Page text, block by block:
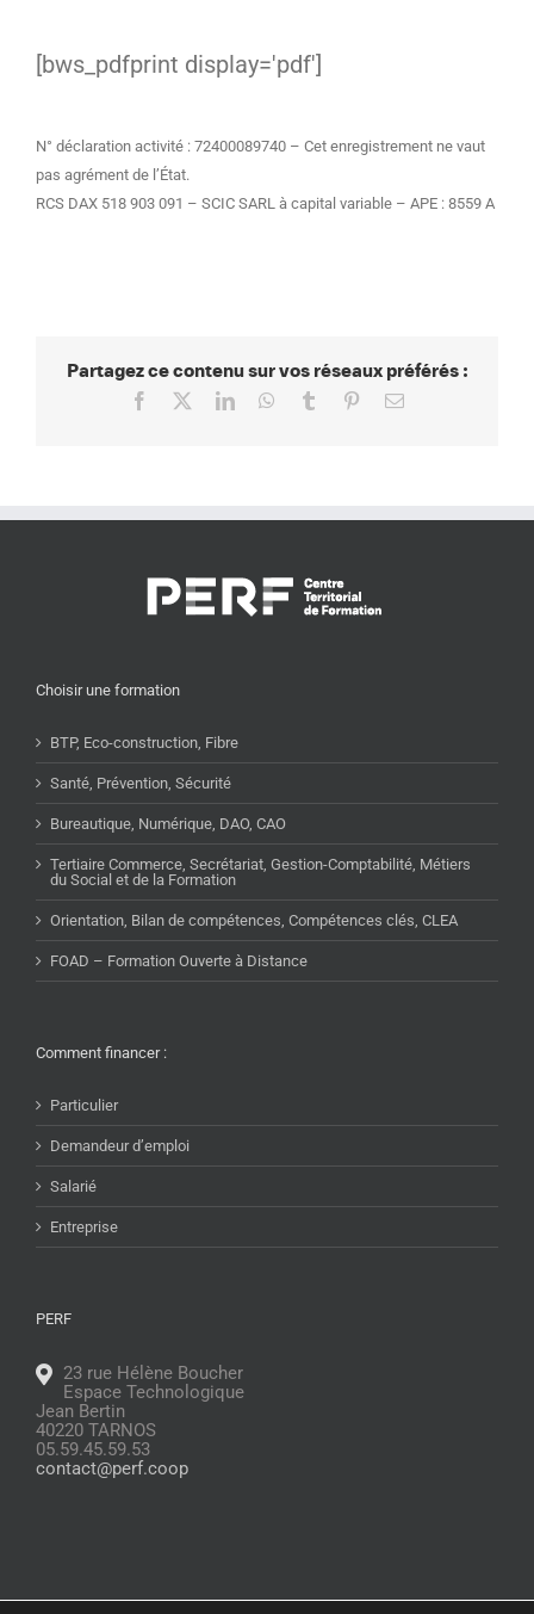
[bws_pdfprint display='pdf']
N° déclaration activité : 72400089740 – Cet enregistrement ne vaut
pas agrément de l’État.
RCS DAX 518 903 091 – SCIC SARL à capital variable – APE : 8559 A
Partagez ce contenu sur vos réseaux préférés :
Facebook LinkedInWhatsApp
Tumblr PinterestEmail
Choisir une formation
BTP, Eco-construction, Fibre
Santé, Prévention, Sécurité
Bureautique, Numérique, DAO, CAO
Tertiaire Commerce, Secrétariat, Gestion-Comptabilité, Métiers
du Social et de la Formation
Orientation, Bilan de compétences, Compétences clés, CLEA
FOAD – Formation Ouverte à Distance
Comment financer :
Particulier
Demandeur d’emploi
Salarié
Entreprise
PERF
23 rue Hélène Boucher
Espace Technologique
Jean Bertin
40220 TARNOS
05.59.45.59.53
contact@perf.coop